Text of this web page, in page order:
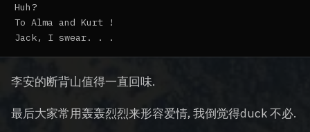
Huh?
To Alma and Kurt !
李安的断背山值得一直回味.
最后大家常用轰轰烈烈来形容爱情, 我倒觉得duck 不必.